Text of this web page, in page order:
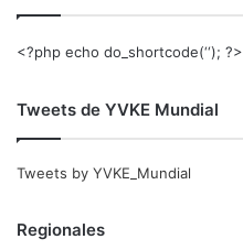
<?php echo do_shortcode(‘‘); ?>
Tweets de YVKE Mundial
Tweets by YVKE_Mundial
Regionales